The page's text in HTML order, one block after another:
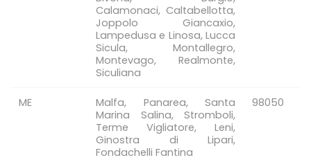
Calamonaci, Caltabellotta,
Joppolo Giancaxio,
Lampedusa e Linosa, Lucca
Sicula, Montallegro,
Montevago, Realmonte,
Siculiana
ME
Malfa, Panarea, Santa
Marina Salina, Stromboli,
Terme Vigliatore, Leni,
Ginostra di Lipari,
Fondachelli Fantina
98050